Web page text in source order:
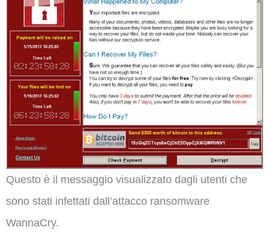
Questo è il messaggio visualizzato dagli utenti che
sono stati infettati dall’attacco ransomware
WannaCry.